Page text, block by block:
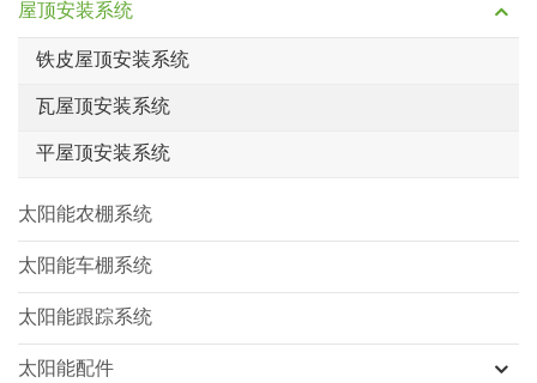
屋顶安装系统
铁皮屋顶安装系统
瓦屋顶安装系统
平屋顶安装系统
太阳能农棚系统
太阳能车棚系统
太阳能跟踪系统
太阳能配件